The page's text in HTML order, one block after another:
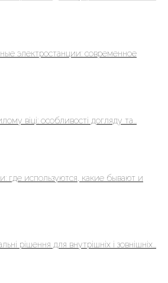
электростанции: современное
віці: особливості догляду та...
где используются, какие бывают и
рішення для внутрішніх і зовнішніх...